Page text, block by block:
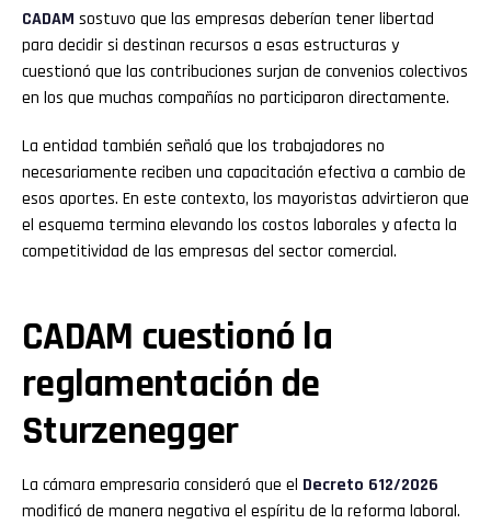
CADAM sostuvo que las empresas deberían tener libertad
para decidir si destinan recursos a esas estructuras y
cuestionó que las contribuciones surjan de convenios colectivos
en los que muchas compañías no participaron directamente.
La entidad también señaló que los trabajadores no
necesariamente reciben una capacitación efectiva a cambio de
esos aportes. En este contexto, los mayoristas advirtieron que
el esquema termina elevando los costos laborales y afecta la
competitividad de las empresas del sector comercial.
CADAM cuestionó la
reglamentación de
Sturzenegger
La cámara empresaria consideró que el Decreto 612/2026
modificó de manera negativa el espíritu de la reforma laboral.